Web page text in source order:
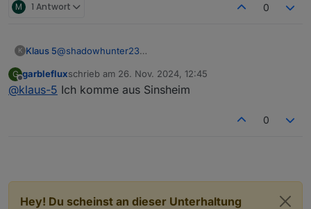
M 1 Antwort 0
K Klaus 5@shadowhunter23
G
Offline
garblefluxschrieb am 26. Nov. 2024, 12:45
zuletzt editiert von
@klaus-5 Ich komme aus Sinsheim
0
Hey! Du scheinst an dieser Unterhaltung